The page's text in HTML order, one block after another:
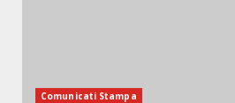
Comunicati Stampa